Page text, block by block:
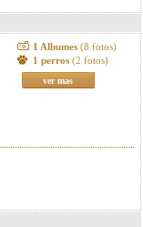
1 Albumes (8 fotos)
1 perros (2 fotos)
ver mas